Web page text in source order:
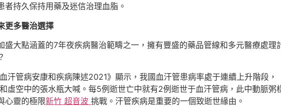
持久保持用藥及迷信治理血脂。
更多醫治選擇
盛大點涵蓋的7年夜疾病醫治範疇之一，擁有豐盛的藥品管線和多元醫療處
汗管病安康和疾病陳述2021》顯示，我國血汗管患病率處于連續上升階段
和虛空中的張水瓶大喊。每5例逝世亡中就有2例逝世于血汗管病，此中動脈
心靈的極限新竹 超音波 挑戰。汗管疾病是重要的一個致逝世緣由。